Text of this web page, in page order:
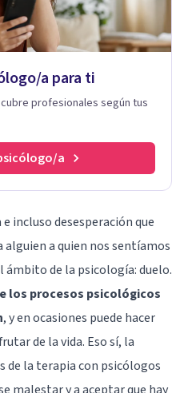
a para ti
profesionales según tus
a
incluso desesperación que
a quien nos sentíamos
de la psicología: duelo.
los procesos psicológicos
, y en ocasiones puede hacer
de la vida. Eso sí, la
de la terapia con psicólogos